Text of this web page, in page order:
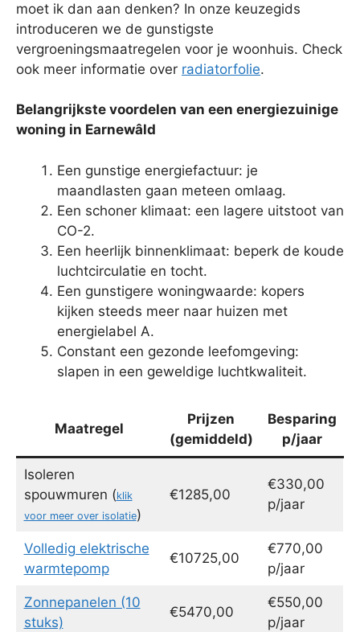
moet ik dan aan denken? In onze keuzegids
introduceren we de gunstigste
vergroeningsmaatregelen voor je woonhuis. Check
ook meer informatie over radiatorfolie.
Belangrijkste voordelen van een energiezuinige
woning in Earnewâld
Een gunstige energiefactuur: je
maandlasten gaan meteen omlaag.
Een schoner klimaat: een lagere uitstoot van
CO-2.
Een heerlijk binnenklimaat: beperk de koude
luchtcirculatie en tocht.
Een gunstigere woningwaarde: kopers
kijken steeds meer naar huizen met
energielabel A.
Constant een gezonde leefomgeving:
slapen in een geweldige luchtkwaliteit.
Maatregel
Prijzen
(gemiddeld)
Besparing
p/jaar
Isoleren
spouwmuren (klik
voor meer over isolatie)
€1285,00
€330,00
p/jaar
Volledig elektrische
warmtepomp
€10725,00
€770,00
p/jaar
Zonnepanelen (10
stuks)
€5470,00
€550,00
p/jaar